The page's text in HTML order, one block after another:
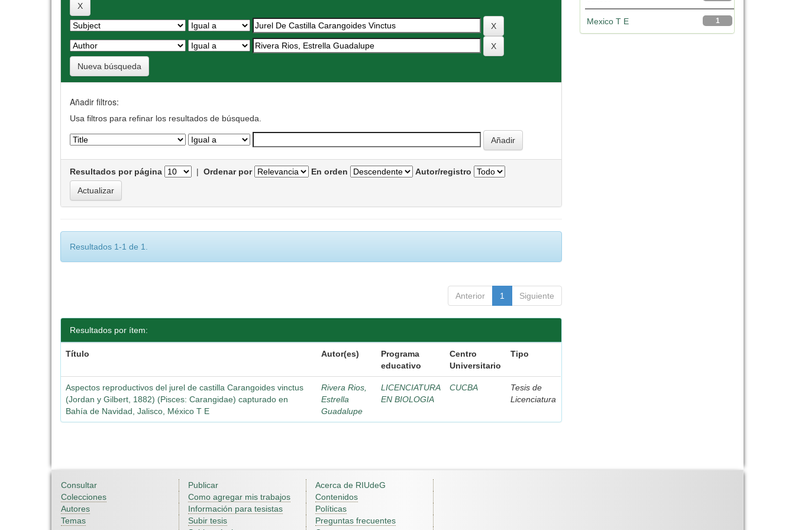
Nueva búsqueda
Añadir filtros:
Usa filtros para refinar los resultados de búsqueda.
Resultados por página | Ordenar por En orden Autor/registro
Resultados 1-1 de 1.
Anterior 1 Siguiente
Resultados por ítem:
Título Autor(es)
Programa
educativo
Centro
Universitario
Tipo
Aspectos reproductivos del jurel de castilla Carangoides vinctus
(Jordan y Gilbert, 1882) (Pisces: Carangidae) capturado en
Bahía de Navidad, Jalisco, México T E
Rivera Rios,
Estrella
Guadalupe
LICENCIATURA
EN BIOLOGIA
CUCBA
Tesis de
Licenciatura
1
Mexico T E
Consultar
Colecciones
Autores
Temas
Publicar
Como agregar mis trabajos
Información para tesistas
Subir tesis
Acerca de RIUdeG
Contenidos
Políticas
Preguntas frecuentes